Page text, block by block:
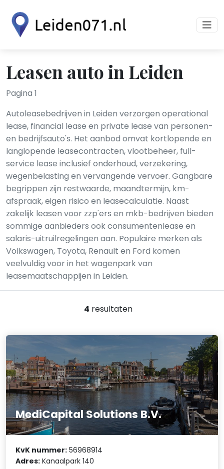
Leasen auto in Leiden
Pagina 1
Autoleasebedrijven in Leiden verzorgen operational
lease, financial lease en private lease van personen-
en bedrijfsauto's. Het aanbod omvat kortlopende en
langlopende leasecontracten, vlootbeheer, full-
service lease inclusief onderhoud, verzekering,
wegenbelasting en vervangende vervoer. Gangbare
begrippen zijn restwaarde, maandtermijn, km-
afspraak, eigen risico en leasecalculatie. Naast
zakelijk leasen voor zzp'ers en mkb-bedrijven bieden
sommige aanbieders ook consumentenlease en
salaris-uitruilregelingen aan. Populaire merken als
Volkswagen, Toyota, Renault en Ford komen
veelvuldig voor in het wagenpark van
leasemaatschappijen in Leiden.
4 resultaten
MediCapital Solutions B.V.
KvK nummer: 56968914
Adres: Kanaalpark 140